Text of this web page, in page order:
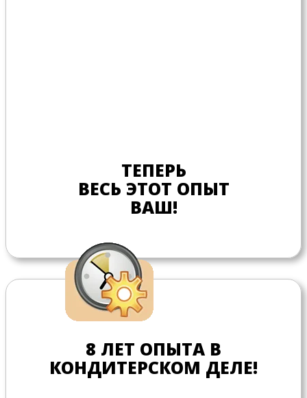
ТЕПЕРЬ
ВЕСЬ ЭТОТ ОПЫТ
ВАШ!
8 ЛЕТ ОПЫТА В
КОНДИТЕРСКОМ ДЕЛЕ!